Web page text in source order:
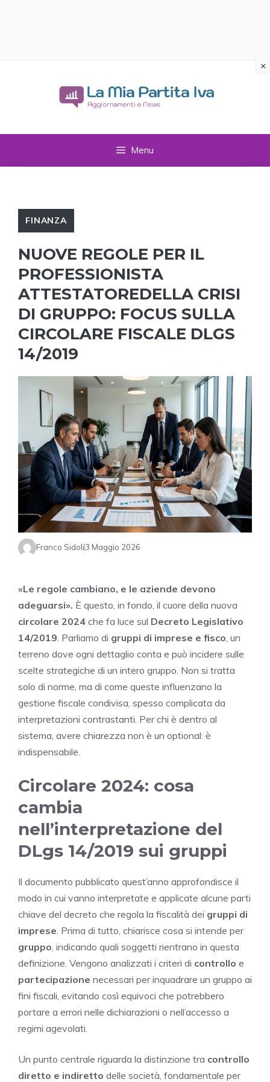
Menu
FINANZA
NUOVE REGOLE PER IL
PROFESSIONISTA
ATTESTATOREDELLA CRISI
DI GRUPPO: FOCUS SULLA
CIRCOLARE FISCALE DLGS
14/2019
Franco Sidoli3 Maggio 2026
«Le regole cambiano, e le aziende devono
adeguarsi». È questo, in fondo, il cuore della nuova
circolare 2024 che fa luce sul Decreto Legislativo
14/2019 . Parliamo di gruppi di imprese e fisco , un
terreno dove ogni dettaglio conta e può incidere sulle
scelte strategiche di un intero gruppo. Non si tratta
solo di norme, ma di come queste influenzano la
gestione fiscale condivisa, spesso complicata da
interpretazioni contrastanti. Per chi è dentro al
sistema, avere chiarezza non è un optional: è
indispensabile.
Circolare 2024: cosa
cambia
nell’interpretazione del
DLgs 14/2019 sui gruppi
Il documento pubblicato quest’anno approfondisce il
modo in cui vanno interpretate e applicate alcune parti
chiave del decreto che regola la fiscalità dei gruppi di
imprese . Prima di tutto, chiarisce cosa si intende per
gruppo , indicando quali soggetti rientrano in questa
definizione. Vengono analizzati i criteri di controllo e
partecipazione necessari per inquadrare un gruppo ai
fini fiscali, evitando così equivoci che potrebbero
portare a errori nelle dichiarazioni o nell’accesso a
regimi agevolati.
Un punto centrale riguarda la distinzione tra controllo
diretto e indiretto delle società, fondamentale per
×